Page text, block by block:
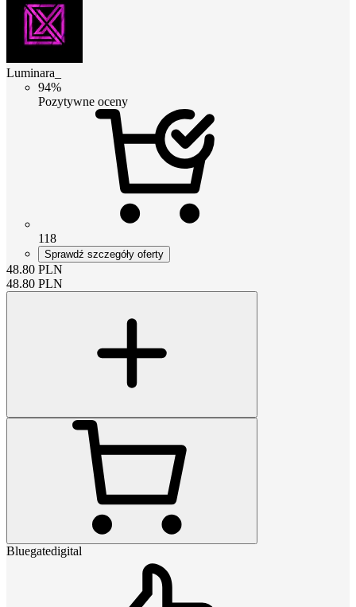
Luminara_
94%
Pozytywne oceny
118
Sprawdź szczegóły oferty
48.80 PLN
48.80 PLN
Bluegatedigital